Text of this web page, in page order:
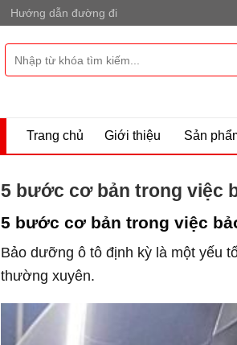
Hướng dẫn đường đi
kiếm:
Trang chủ Giới thiệu Sản
5 bước cơ bản trong việc
5 bước cơ bản trong việc
Bảo dưỡng ô tô định kỳ là một yếu
thường xuyên.